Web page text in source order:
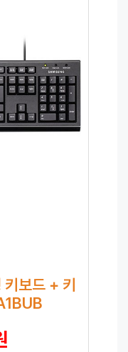
키보드 + 키